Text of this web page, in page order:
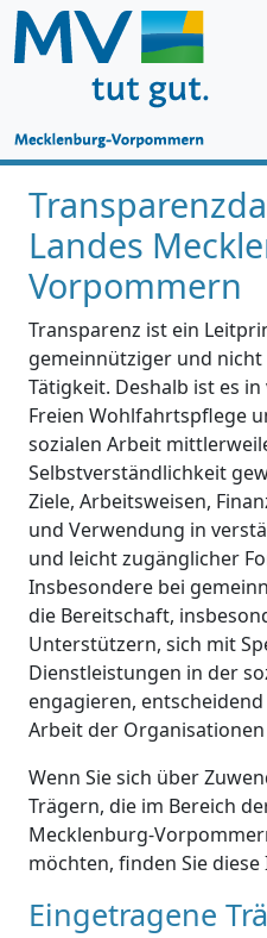
Landes
Vorpommern
Transparenz ist ein
gemeinnütziger und
Tätigkeit. Deshalb ist es
Freien Wohlfahrtspflege
sozialen Arbeit
Selbstverständlichkeit
Ziele, Arbeitsweisen,
und Verwendung in
und leicht zugänglicher
Insbesondere bei
die Bereitschaft,
Unterstützern, sich mit
Dienstleistungen in der
engagieren,
Arbeit der
Wenn Sie sich über
Trägern, die im Bereich
Mecklenburg-
möchten, finden Sie
Eingetragene